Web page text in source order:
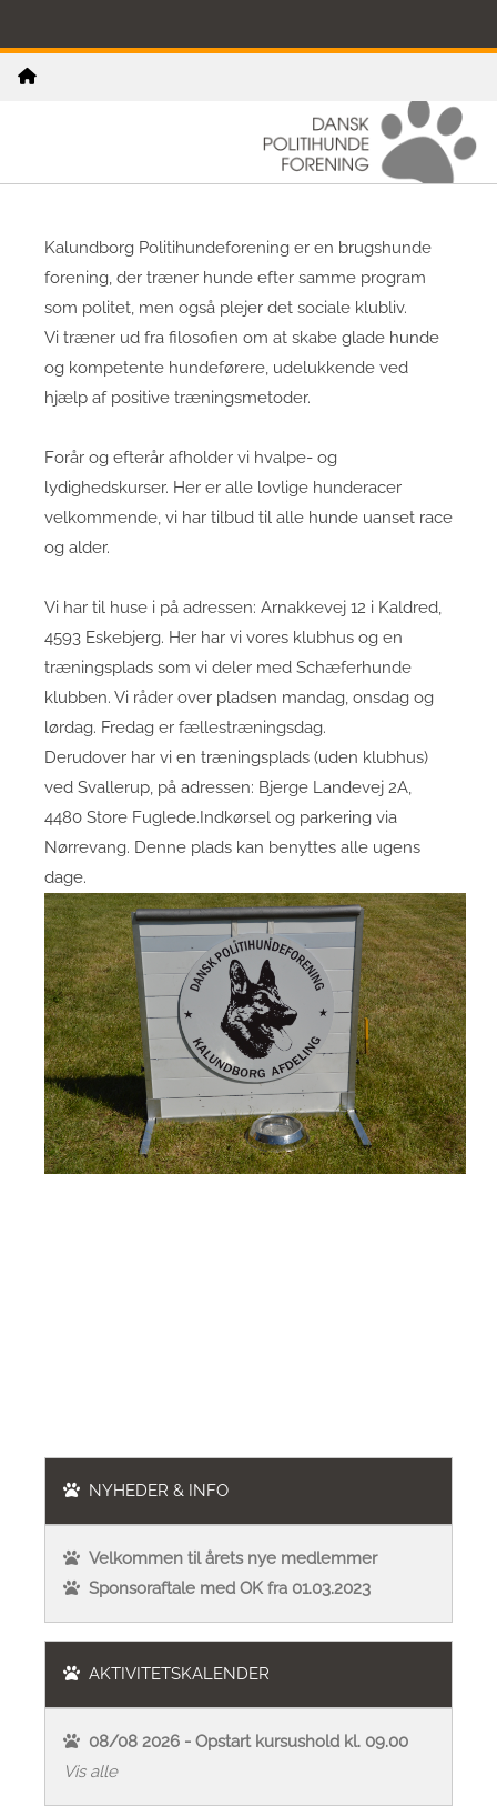
Kalundborg Politihundeforening er en brugshunde
forening, der træner hunde efter samme program
som politet, men også plejer det sociale klubliv.
Vi træner ud fra filosofien om at skabe glade hunde
og kompetente hundeførere, udelukkende ved
hjælp af positive træningsmetoder.
Forår og efterår afholder vi hvalpe- og
lydighedskurser. Her er alle lovlige hunderacer
velkommende, vi har tilbud til alle hunde uanset race
og alder.
Vi har til huse i på adressen: Arnakkevej 12 i Kaldred,
4593 Eskebjerg. Her har vi vores klubhus og en
træningsplads som vi deler med Schæferhunde
klubben. Vi råder over pladsen mandag, onsdag og
lørdag. Fredag er fællestræningsdag.
Derudover har vi en træningsplads (uden klubhus)
ved Svallerup, på adressen: Bjerge Landevej 2A,
4480 Store Fuglede.Indkørsel og parkering via
Nørrevang. Denne plads kan benyttes alle ugens
dage.
NYHEDER & INFO
Velkommen til årets nye medlemmer
Sponsoraftale med OK fra 01.03.2023
AKTIVITETSKALENDER
08/08 2026 - Opstart kursushold kl. 09.00
Vis alle